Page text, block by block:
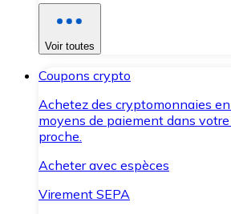
Voir toutes
Coupons crypto
Achetez des cryptomonnaies
moyens de paiement dans
proche.
Acheter avec espèces
Virement SEPA